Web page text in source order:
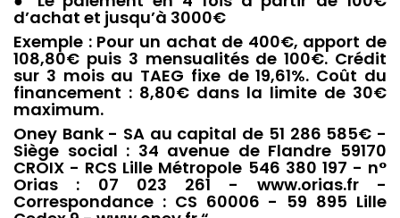
d’achat et jusqu’à 3000€
Exemple : Pour un achat de 400€, apport de
108,80€ puis 3 mensualités de 100€. Crédit
sur 3 mois au TAEG fixe de 19,61%. Coût du
financement : 8,80€ dans la limite de 30€
maximum.
Oney Bank - SA au capital de 51 286 585€ -
Siège social : 34 avenue de Flandre 59170
CROIX - RCS Lille Métropole 546 380 197 - n°
Orias : 07 023 261 - www.orias.fr -
Correspondance : CS 60006 - 59 895 Lille